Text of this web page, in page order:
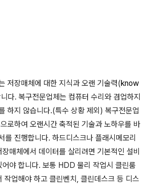
저장매체에 대한 지식과 오랜 기술력(know
다. 복구전문업체는 컴퓨터 수리와 겸업하지
하지 않습니다.(특수 상황 제외) 복구전문업
로하여 오랜시간 축적된 기술과 노하우를 바
를 진행합니다. 하드디스크나 플래시메모리
매체에서 데이터를 살리려면 기본적인 설비
어야 합니다. 보통 HDD 물리 작업시 클린룸
업해야 하고 클린벤치, 클린데스크 등 디스